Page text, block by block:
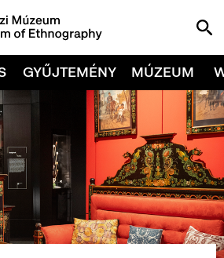
GYŰJTEMÉNY MÚZEUM